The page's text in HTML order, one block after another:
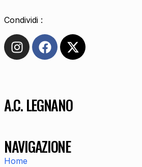
Condividi :
A.C. LEGNANO
NAVIGAZIONE
Home